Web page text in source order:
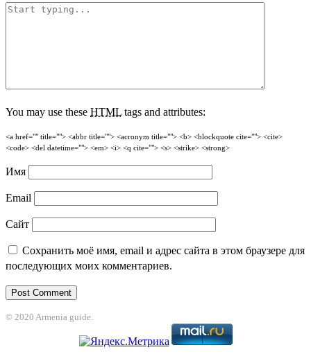
You may use these HTML tags and attributes:
<a href="" title=""> <abbr title=""> <acronym title=""> <b> <blockquote cite=""> <cite>
<code> <del datetime=""> <em> <i> <q cite=""> <s> <strike> <strong>
Имя
Email
Сайт
Сохранить моё имя, email и адрес сайта в этом браузере для
последующих моих комментариев.
© 2020 Armenia guide.